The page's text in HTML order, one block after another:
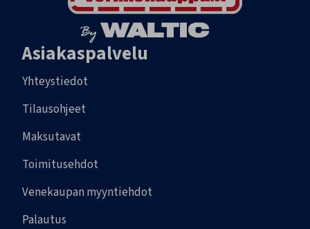
Asiakaspalvelu
Yhteystiedot
Tilausohjeet
Maksutavat
Toimitusehdot
Venekaupan myyntiehdot
Palautus